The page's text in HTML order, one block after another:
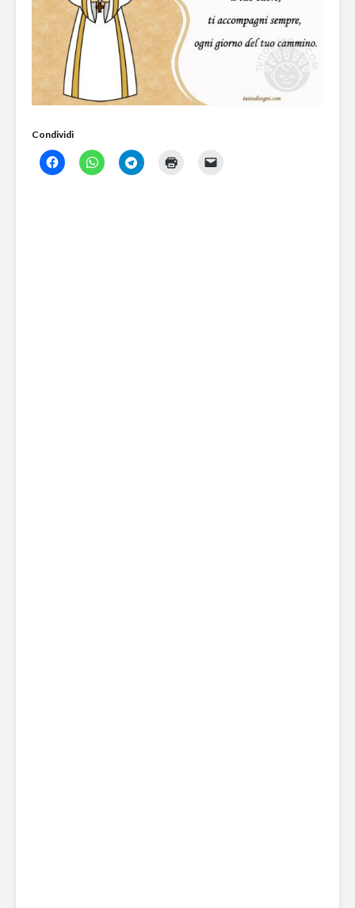
Condividi